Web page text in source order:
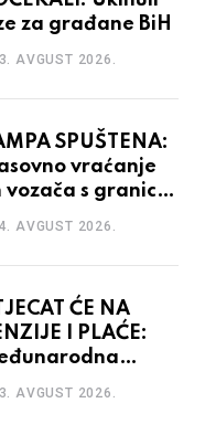
za građane BiH
3. AVGUST 2026.
SPUŠTENA:
vraćanje
vozača s granica
protesti na
4. AVGUST 2026.
ĆE NA
I PLAĆE:
potvrdila
rejting BiH
3. AVGUST 2026.